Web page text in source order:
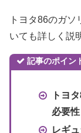
トヨタ86のガ
いても詳しく説
記事のポイン
トヨ
必要性
レギ